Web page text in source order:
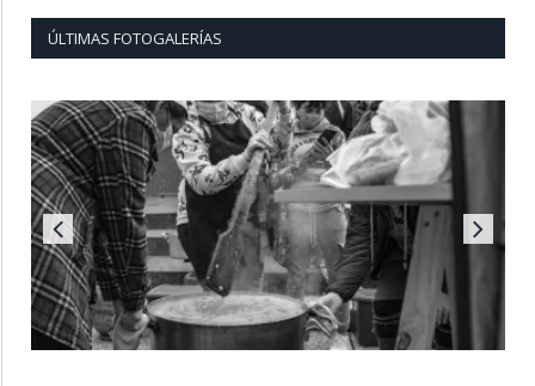
ÚLTIMAS FOTOGALERÍAS